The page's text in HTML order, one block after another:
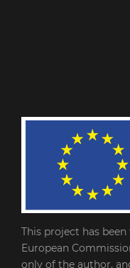
This project has
European
only of the author,